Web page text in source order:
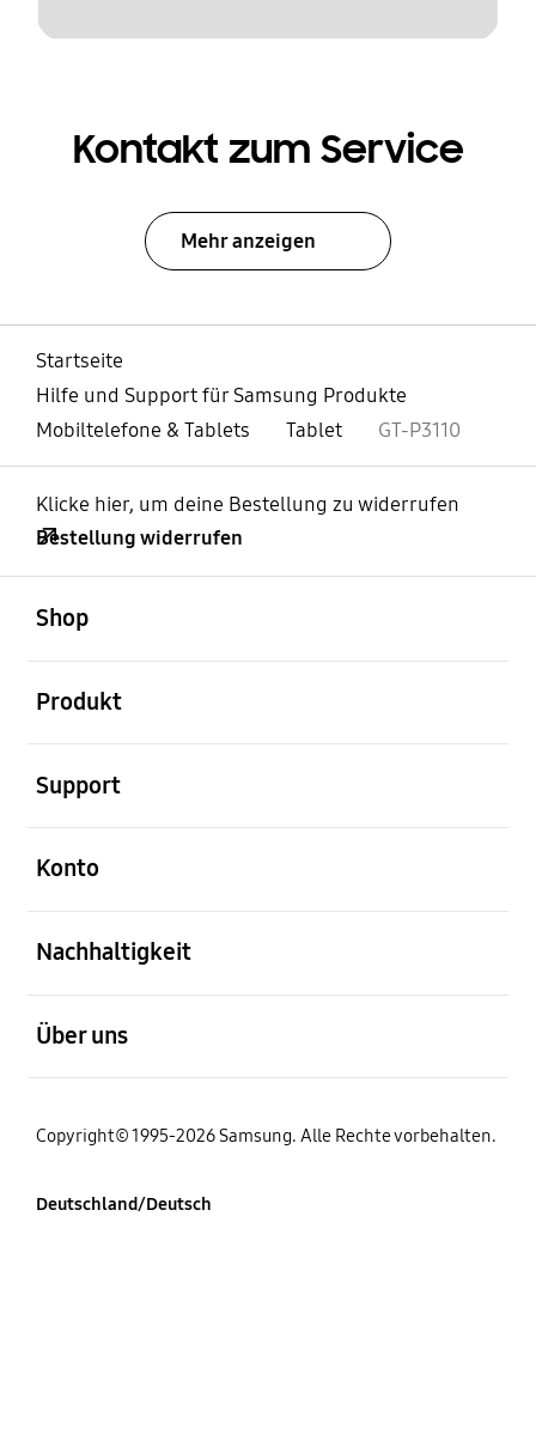
Kontakt zum Service
Mehr anzeigen
Startseite
Hilfe und Support für Samsung Produkte
Mobiltelefone & Tablets
Tablet GT-P3110
Klicke hier, um deine Bestellung zu widerrufen
Bestellung widerrufen
Shop
Produkt
Support
Konto
Nachhaltigkeit
Über uns
Copyright© 1995-2026 Samsung. Alle Rechte vorbehalten.
Deutschland/Deutsch